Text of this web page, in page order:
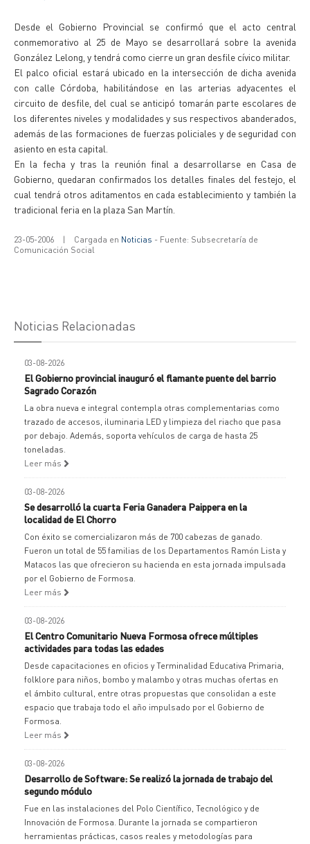
Desde el Gobierno Provincial se confirmó que el acto central
conmemorativo al 25 de Mayo se desarrollará sobre la avenida
González Lelong, y tendrá como cierre un gran desfile cívico militar.
El palco oficial estará ubicado en la intersección de dicha avenida
con calle Córdoba, habilitándose en las arterias adyacentes el
circuito de desfile, del cual se anticipó tomarán parte escolares de
los diferentes niveles y modalidades y sus respectivos abanderados,
además de las formaciones de fuerzas policiales y de seguridad con
asiento en esta capital.
En la fecha y tras la reunión final a desarrollarse en Casa de
Gobierno, quedaran confirmados los detalles finales del festejo, el
cual tendrá otros aditamentos en cada establecimiento y también la
tradicional feria en la plaza San Martín.
23-05-2006 | Cargada en Noticias - Fuente: Subsecretaría de
Comunicación Social
Noticias Relacionadas
03-08-2026
El Gobierno provincial inauguró el flamante puente del barrio
Sagrado Corazón
La obra nueva e integral contempla otras complementarias como
trazado de accesos, iluminaria LED y limpieza del riacho que pasa
por debajo. Además, soporta vehículos de carga de hasta 25
toneladas.
Leer más
03-08-2026
Se desarrolló la cuarta Feria Ganadera Paippera en la
localidad de El Chorro
Con éxito se comercializaron más de 700 cabezas de ganado.
Fueron un total de 55 familias de los Departamentos Ramón Lista y
Matacos las que ofrecieron su hacienda en esta jornada impulsada
por el Gobierno de Formosa.
Leer más
03-08-2026
El Centro Comunitario Nueva Formosa ofrece múltiples
actividades para todas las edades
Desde capacitaciones en oficios y Terminalidad Educativa Primaria,
folklore para niños, bombo y malambo y otras muchas ofertas en
el ámbito cultural, entre otras propuestas que consolidan a este
espacio que trabaja todo el año impulsado por el Gobierno de
Formosa.
Leer más
03-08-2026
Desarrollo de Software: Se realizó la jornada de trabajo del
segundo módulo
Fue en las instalaciones del Polo Científico, Tecnológico y de
Innovación de Formosa. Durante la jornada se compartieron
herramientas prácticas, casos reales y metodologías para